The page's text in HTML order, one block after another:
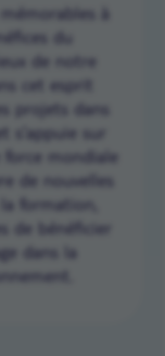
à
du
de notre
cet esprit
projets dans
s’appuie sur
mondiale
de nouvelles
formation,
de bénéficier
dans la